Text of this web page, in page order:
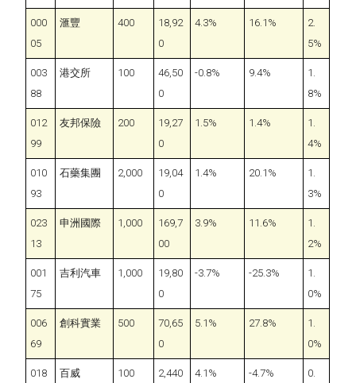
000
05
滙豐 400
18,92
0
4.3% 16.1%
2.
5%
003
88
港交所 100
46,50
0
-0.8% 9.4%
1.
8%
012
99
友邦保險 200
19,27
0
1.5% 1.4%
1.
4%
010
93
石藥集團 2,000
19,04
0
1.4% 20.1%
1.
3%
023
13
申洲國際 1,000
169,7
00
3.9% 11.6%
1.
2%
001
75
吉利汽車 1,000
19,80
0
-3.7% -25.3%
1.
0%
006
69
創科實業 500
70,65
0
5.1% 27.8%
1.
0%
018
百威 100 2,440 4.1% -4.7%
0.